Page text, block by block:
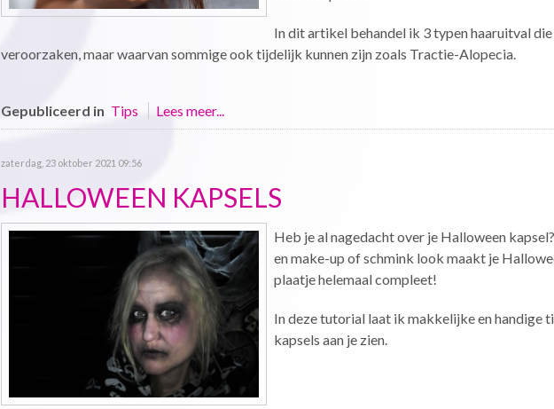
In dit artikel behandel ik 3 typen haaruitval
veroorzaken, maar waarvan sommige ook tijdelijk kunnen zijn zoals Tractie-Alopecia.
Gepubliceerd in Tips Lees meer...
zaterdag, 23 oktober 2021 09:56
HALLOWEEN KAPSELS
Heb je al nagedacht over je Halloween
en make-up of schmink look maakt je
plaatje helemaal compleet!
In deze tutorial laat ik makkelijke en handige
kapsels aan je zien.